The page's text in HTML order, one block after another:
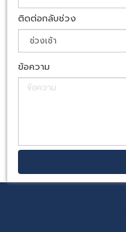
ติดต่อกลับช่วง
ข้อความ